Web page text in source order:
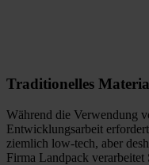
Traditionelles
Während die Verwendung
Entwicklungsarbeit
ziemlich low-tech, aber
Firma Landpack verarbeitet